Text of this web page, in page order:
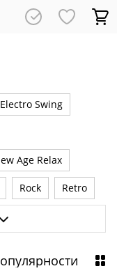
Electro Swing
Age Relax
Rock Retro
Pop